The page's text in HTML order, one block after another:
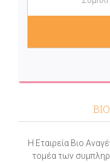
Η Εταιρεία Βιο
τομέα των